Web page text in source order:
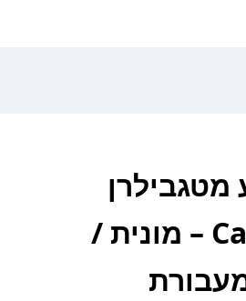
מטגבילרן
לCamiguin – מונית /